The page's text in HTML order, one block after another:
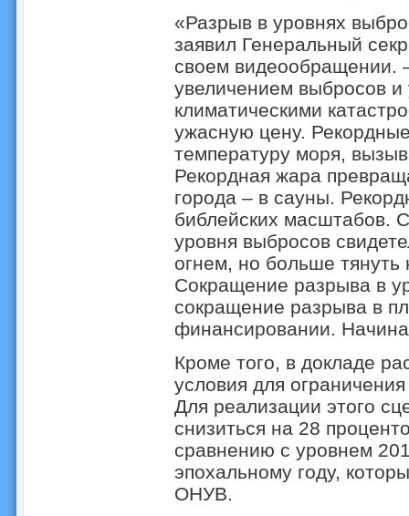
«Разрыв в уровнях
заявил Генеральный
своем видеообращении.
увеличением выбросов
климатическими
ужасную цену.
температуру моря,
Рекордная жара
города – в сауны.
библейских масштабов.
уровня выбросов
огнем, но больше тянуть
Сокращение разрыва в
сокращение разрыва в
финансировании.
Кроме того, в докладе
условия для
Для реализации этого
снизиться на 28
сравнению с уровнем
эпохальному году,
ОНУВ.